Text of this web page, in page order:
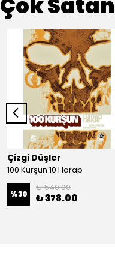
Çizgi Düşler
100 Kurşun 10 Harap
%30
₺ 540.00
₺ 378.00